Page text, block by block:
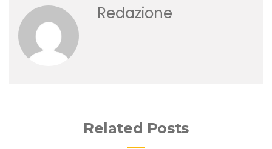
Redazione
Related Posts